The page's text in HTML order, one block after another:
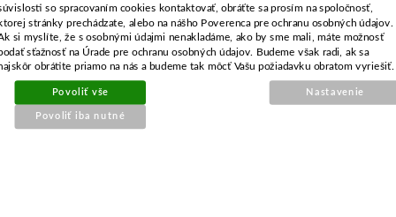
so spracovaním cookies kontaktovať, obráťte sa prosím na spoločnosť,
stránky prechádzate, alebo na nášho Poverenca pre ochranu osobných údajov.
si myslíte, že s osobnými údajmi nenakladáme, ako by sme mali, máte možnosť
sťažnosť na Úrade pre ochranu osobných údajov. Budeme však radi, ak sa
obrátite priamo na nás a budeme tak môcť Vašu požiadavku obratom vyriešiť.
Povoliť vše
Povoliť iba nutné
Nastavenie